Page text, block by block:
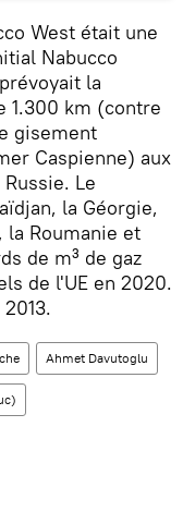
West était une
Nabucco
la
1.300 km (contre
gisement
Caspienne) aux
Le
la Géorgie,
la Roumanie et
de m³ de gaz
de l'UE en 2020.
Ahmet Davutoglu